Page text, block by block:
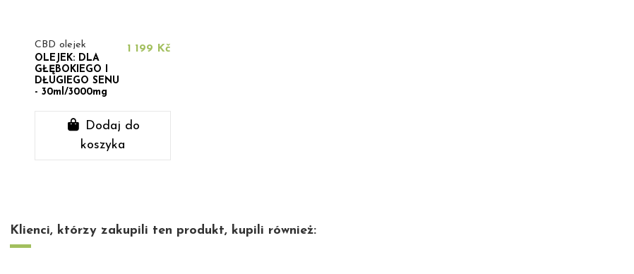
CBD olejek
OLEJEK: DLA
GŁĘBOKIEGO I
DŁUGIEGO SENU
- 30ml/3000mg
1 199 Kč
Dodaj do
koszyka
Klienci, którzy zakupili ten produkt, kupili również: